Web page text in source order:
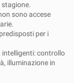
sono accese
per i
controllo
illuminazione in